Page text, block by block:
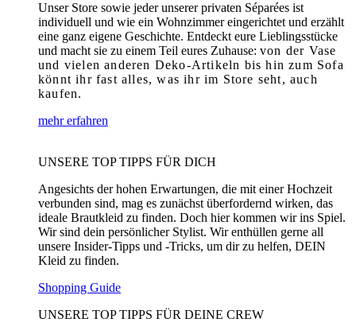
Unser Store sowie jeder unserer privaten Séparées ist
individuell und wie ein Wohnzimmer eingerichtet und erzählt
eine ganz eigene Geschichte. Entdeckt eure Lieblingsstücke
und macht sie zu einem Teil eures Zuhause: von der Vase
und vielen anderen Deko-Artikeln bis hin zum Sofa
könnt ihr fast alles, was ihr im Store seht, auch
kaufen.
mehr erfahren
UNSERE TOP TIPPS FÜR DICH
Angesichts der hohen Erwartungen, die mit einer Hochzeit
verbunden sind, mag es zunächst überfordernd wirken, das
ideale Brautkleid zu finden. Doch hier kommen wir ins Spiel.
Wir sind dein persönlicher Stylist. Wir enthüllen gerne all
unsere Insider-Tipps und -Tricks, um dir zu helfen, DEIN
Kleid zu finden.
Shopping Guide
UNSERE TOP TIPPS FÜR DEINE CREW